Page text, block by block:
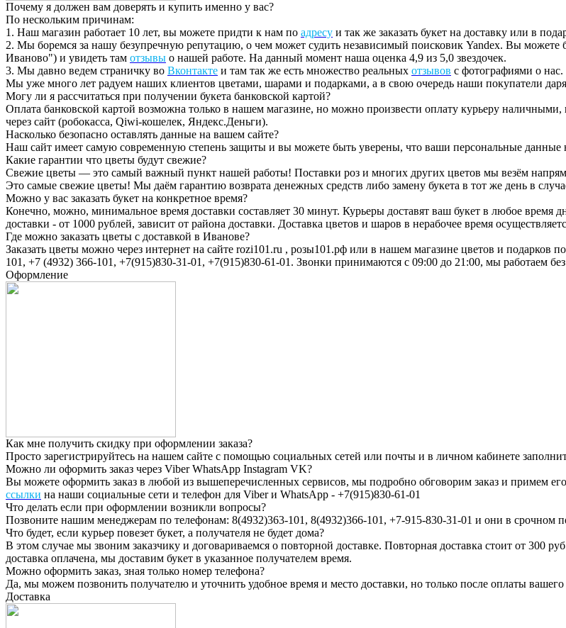
Почему я должен вам доверять и купить именно у вас?
По нескольким причинам:
1. Наш магазин работает 10 лет, вы можете придти к нам по адресу и так же заказать букет на доставку или в
2. Мы боремся за нашу безупречную репутацию, о чем может судить независимый поисковик Yandex. Вы можете
Иваново") и увидеть там отзывы о нашей работе. На данный момент наша оценка 4,9 из 5,0 звездочек.
3. Мы давно ведем страничку во Вконтакте и там так же есть множество реальных отзывов с фотографиями о нас.
Мы уже много лет радуем наших клиентов цветами, шарами и подарками, а в свою очередь наши покупатели
Могу ли я рассчитаться при получении букета банковской картой?
Оплата банковской картой возможна только в нашем магазине, но можно произвести оплату курьеру
через сайт (робокасса, Qiwi-кошелек, Яндекс.Деньги).
Насколько безопасно оставлять данные на вашем сайте?
Наш сайт имеет самую современную степень защиты и вы можете быть уверены, что ваши персональные данные
Какие гарантии что цветы будут свежие?
Свежие цветы — это самый важный пункт нашей работы! Поставки роз и многих других цветов мы везём
Это самые свежие цветы! Мы даём гарантию возврата денежных средств либо замену букета в тот же день в
Можно у вас заказать букет на конкретное время?
Конечно, можно, минимальное время доставки составляет 30 минут. Курьеры доставят ваш букет в любое время
доставки - от 1000 рублей, зависит от района доставки. Доставка цветов и шаров в нерабочее время
Где можно заказать цветы с доставкой в Иванове?
Заказать цветы можно через интернет на сайте rozi101.ru , розы101.рф или в нашем магазине цветов и
101, +7 (4932) 366-101, +7(915)830-31-01, +7(915)830-61-01. Звонки принимаются с 09:00 до 21:00, мы работаем
Оформление
Как мне получить скидку при оформлении заказа?
Просто зарегистрируйтесь на нашем сайте с помощью социальных сетей или почты и в личном кабинете
Можно ли оформить заказ через Viber WhatsApp Instagram VK?
Вы можете оформить заказ в любой из вышеперечисленных сервисов, мы подробно обговорим заказ и примем
ссылки на наши социальные сети и телефон для Viber и WhatsApp - +7(915)830-61-01
Что делать если при оформлении возникли вопросы?
Позвоните нашим менеджерам по телефонам: 8(4932)363-101, 8(4932)366-101, +7-915-830-31-01 и они в срочном
Что будет, если курьер повезет букет, а получателя не будет дома?
В этом случае мы звоним заказчику и договариваемся о повторной доставке. Повторная доставка стоит от 300
доставка оплачена, мы доставим букет в указанное получателем время.
Можно оформить заказ, зная только номер телефона?
Да, мы можем позвонить получателю и уточнить удобное время и место доставки, но только после оплаты вашего
Доставка